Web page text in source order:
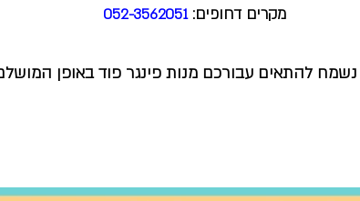
מקרים דחופים:052-3562051
נשמח להתאים עבורכם מנות פינגר פוד באופן